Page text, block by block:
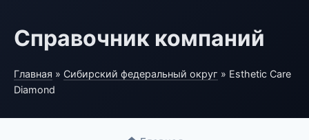
Справочник компаний
Главная » Сибирский федеральный округ » Esthetic Care
Diamond